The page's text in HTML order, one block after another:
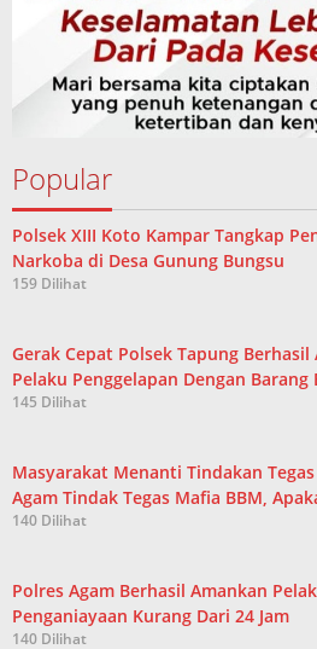
Popular
Polsek XIII Koto Kampar Tangkap
Narkoba di Desa Gunung Bungsu
159 Dilihat
Gerak Cepat Polsek Tapung Berhasil
Pelaku Penggelapan Dengan
145 Dilihat
Masyarakat Menanti Tindakan
Agam Tindak Tegas Mafia BBM,
140 Dilihat
Polres Agam Berhasil Amankan
Penganiayaan Kurang Dari 24 Jam
140 Dilihat